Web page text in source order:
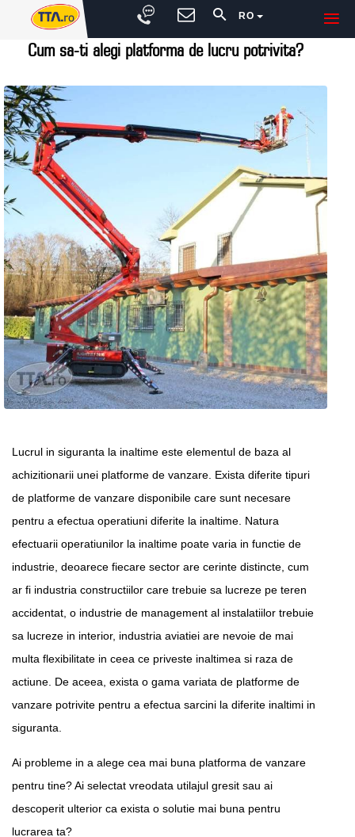
RO
Cum sa-ti alegi platforma de lucru potrivita?
Lucrul in siguranta la inaltime este elementul de baza al
achizitionarii unei platforme de vanzare. Exista diferite tipuri
de platforme de vanzare disponibile care sunt necesare
pentru a efectua operatiuni diferite la inaltime. Natura
efectuarii operatiunilor la inaltime poate varia in functie de
industrie, deoarece fiecare sector are cerinte distincte, cum
ar fi industria constructiilor care trebuie sa lucreze pe teren
accidentat, o industrie de management al instalatiilor trebuie
sa lucreze in interior, industria aviatiei are nevoie de mai
multa flexibilitate in ceea ce priveste inaltimea si raza de
actiune. De aceea, exista o gama variata de platforme de
vanzare potrivite pentru a efectua sarcini la diferite inaltimi in
siguranta.
Ai probleme in a alege cea mai buna platforma de vanzare
pentru tine? Ai selectat vreodata utilajul gresit sau ai
descoperit ulterior ca exista o solutie mai buna pentru
lucrarea ta?